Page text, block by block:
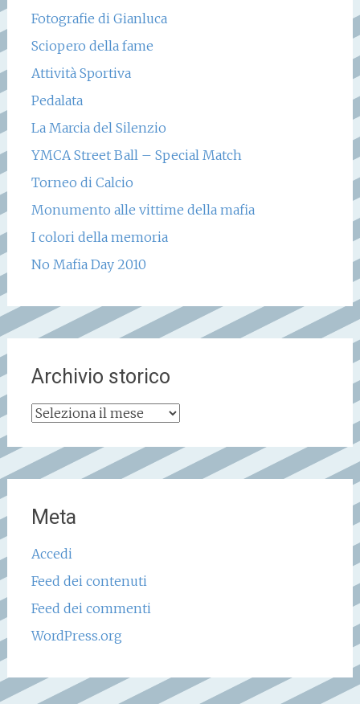
Fotografie di Gianluca
Sciopero della fame
Attività Sportiva
Pedalata
La Marcia del Silenzio
YMCA Street Ball – Special Match
Torneo di Calcio
Monumento alle vittime della mafia
I colori della memoria
No Mafia Day 2010
Archivio storico
Archivio
Meta
Accedi
Feed dei contenuti
Feed dei commenti
WordPress.org